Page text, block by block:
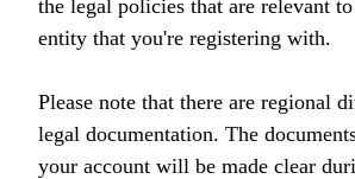
the legal policies that are relevant
entity that you're registering with.
Please note that there are regional
legal documentation. The
your account will be made clear